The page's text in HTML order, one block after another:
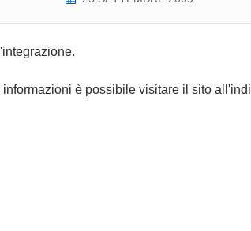
informazioni è possibile visitare il sito